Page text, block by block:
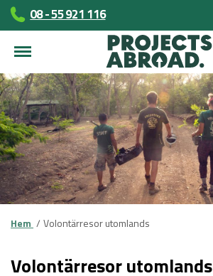
08 - 55 921 116
Hem Volontärresor utomlands
Volontärresor utomlands